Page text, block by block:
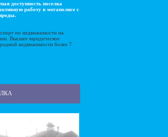
доступность поселка
работу в мегаполисе с
по недвижимости на
Высшее юридическое
недвижимости более 7